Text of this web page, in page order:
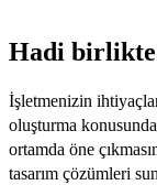
Hadi
İşletmenizin
oluşturma
ortamda öne
tasarım çözümleri